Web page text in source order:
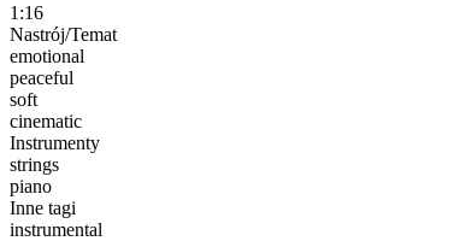
1:16
Nastrój/Temat
emotional
peaceful
soft
cinematic
Instrumenty
strings
piano
Inne tagi
instrumental